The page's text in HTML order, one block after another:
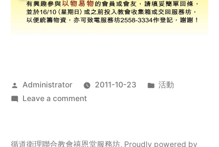
Posted
by
Administrator 2011-10-23
Posted
活動
Leave a commenton
服
循道衛理聯合教會禧恩堂服務坊, Proudly powered by